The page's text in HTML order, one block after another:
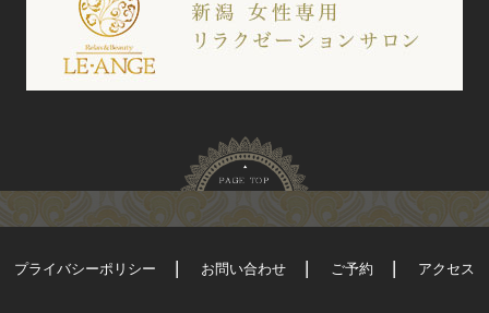
プライバシーポリシー お問い合わせ ご予約 アクセス